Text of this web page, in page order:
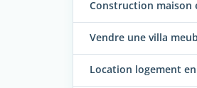
Construction maison
Vendre une villa
Location logement